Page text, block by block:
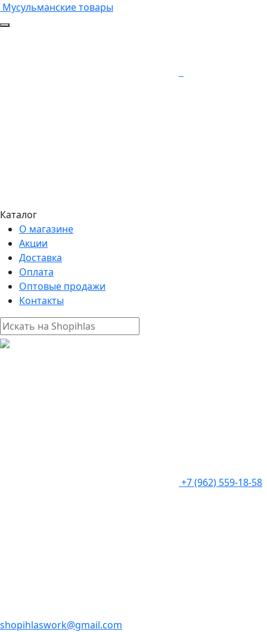
Мусульманские товары
Каталог
О магазине
Акции
Доставка
Оплата
Оптовые продажи
Контакты
+7 (962) 559-18-58
shopihlaswork@gmail.com